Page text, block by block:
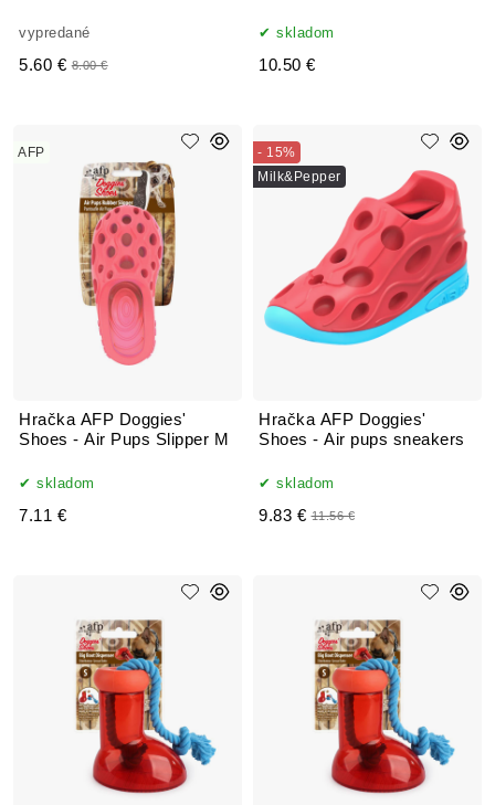
vypredané
5.60 € 8.00 €
skladom
10.50 €
Hračka AFP Doggies'
Shoes - Air Pups Slipper M
AFP
skladom
7.11 €
Hračka AFP Doggies'
Shoes - Air pups sneakers
- 15%
Milk&Pepper
skladom
9.83 € 11.56 €